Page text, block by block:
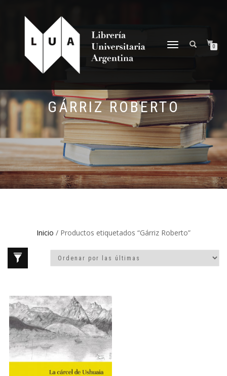
NAVEGACIÓN
0
GÁRRIZ ROBERTO
Inicio / Productos etiquetados “Gárriz Roberto”